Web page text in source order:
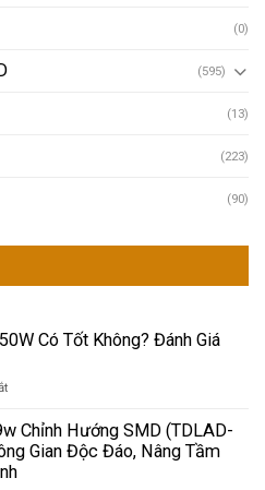
(0)
(595)
(13)
(223)
(90)
Có Tốt Không? Đánh Giá
ở
Pha
Module
150W
Chỉnh Hướng SMD (TDLAD-
Gian Độc Đáo, Nâng Tầm